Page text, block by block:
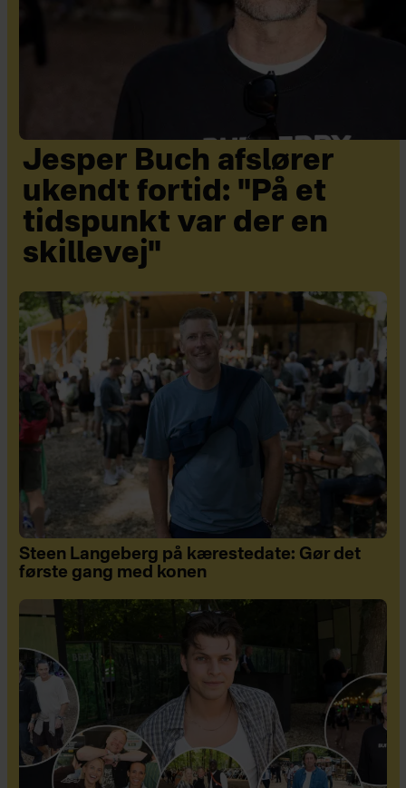
Jesper Buch afslører
ukendt fortid: "På et
tidspunkt var der en
skillevej"
Steen Langeberg på kærestedate: Gør det
første gang med konen